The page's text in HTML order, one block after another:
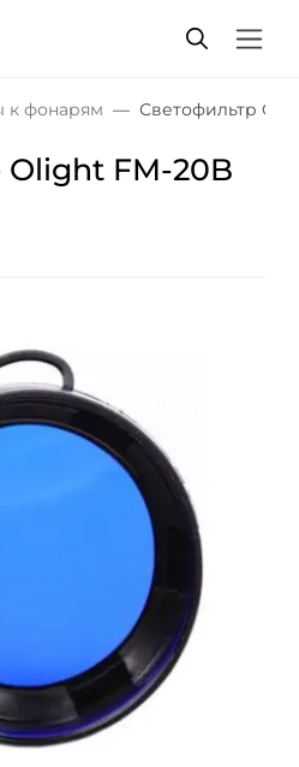
к фонарям Светофильтр
Olight FM-20B